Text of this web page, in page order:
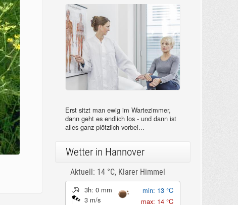
Erst sitzt man ewig im Wartezimmer,
dann geht es endlich los - und dann ist
alles ganz plötzlich vorbei...
Wetter in Hannover
Aktuell: 14 °C, Klarer Himmel
3h: 0 mm
3 m/s
min: 13 °C
max: 14 °C